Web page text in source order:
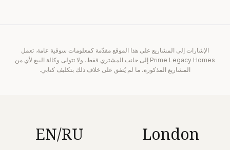
الإشارات إلى المشاريع على هذا الموقع مقدّمة كمعلومات سوقية عامة. تعمل
Prime Legacy Homes إلى جانب المشتري فقط، ولا تتولى وكالة البيع لأي من
المشاريع المذكورة، ما لم يُتفق على خلاف ذلك بتكليف كتابي.
London
EN/RU